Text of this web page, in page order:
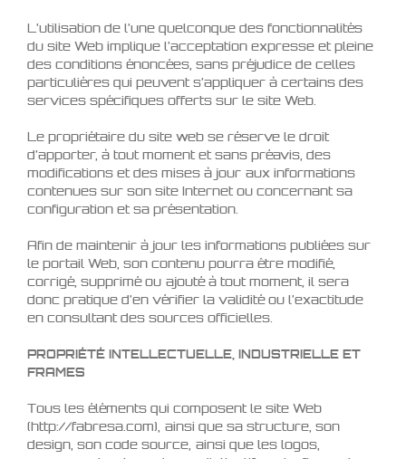
L’utilisation de l’une quelconque des fonctionnalités
du site Web implique l’acceptation expresse et pleine
des conditions énoncées, sans préjudice de celles
particulières qui peuvent s’appliquer à certains des
services spécifiques offerts sur le site Web.
Le propriétaire du site web se réserve le droit
d’apporter, à tout moment et sans préavis, des
modifications et des mises à jour aux informations
contenues sur son site Internet ou concernant sa
configuration et sa présentation.
Afin de maintenir à jour les informations publiées sur
le portail Web, son contenu pourra être modifié,
corrigé, supprimé ou ajouté à tout moment, il sera
donc pratique d’en vérifier la validité ou l’exactitude
en consultant des sources officielles.
PROPRIÉTÉ INTELLECTUELLE, INDUSTRIELLE ET
FRAMES
Tous les éléments qui composent le site Web
(http://fabresa.com), ainsi que sa structure, son
design, son code source, ainsi que les logos,